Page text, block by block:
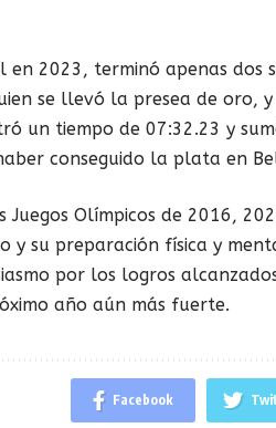
en 2023, terminó apenas dos
se llevó la presea de oro,
un tiempo de 07:32.23 y
conseguido la plata en
Juegos Olímpicos de 2016,
y su preparación física y
por los logros
año aún más fuerte.
Facebook